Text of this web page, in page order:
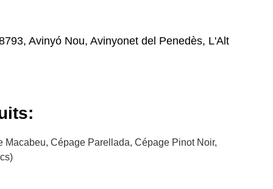
Avinyó Nou, Avinyonet del Penedès, L'Alt
Macabeu, Cépage Parellada, Cépage Pinot Noir,